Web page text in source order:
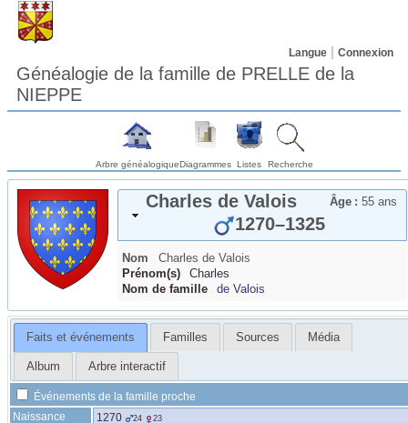
Langue Connexion
Généalogie de la famille de PRELLE de la
NIEPPE
Arbre généalogiqueDiagrammes Listes Recherche
Charles de Valois Âge : 55 ans
1270–1325
Nom Charles de Valois
Prénom(s)
Charles
Nom de famille
de Valois
Faits et événements Familles Sources Média
Album Arbre interactif
Événements de la famille proche
Naissance
1270 24 23